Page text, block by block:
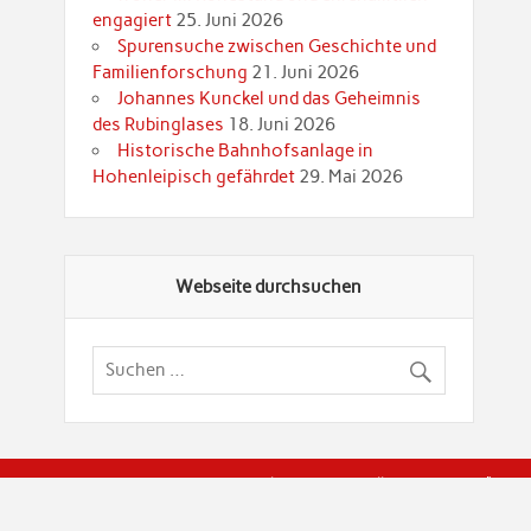
engagiert 25. Juni 2026
Spurensuche zwischen Geschichte und
Familienforschung 21. Juni 2026
Johannes Kunckel und das Geheimnis
des Rubinglases 18. Juni 2026
Historische Bahnhofsanlage in
Hohenleipisch gefährdet 29. Mai 2026
Webseite durchsuchen
© Brandenburgische Genealogische Gesellschaft (BGG)